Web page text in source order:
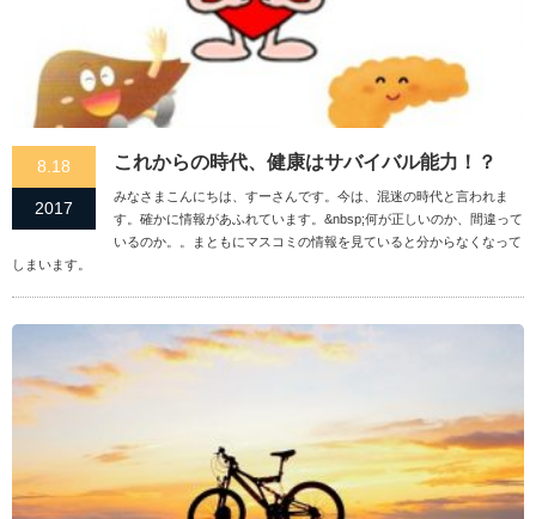
8.18
2017
これからの時代、健康はサバイバル能力！？
みなさまこんにちは、すーさんです。今は、混迷の時代と言われま
す。確かに情報があふれています。&nbsp;何が正しいのか、間違って
いるのか。。まともにマスコミの情報を見ていると分からなくなって
しまいます。